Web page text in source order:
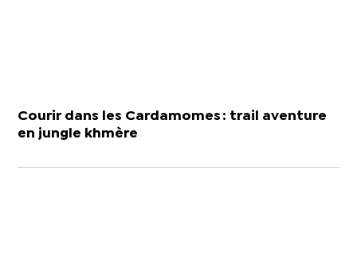
Courir dans les Cardamomes : trail aventure
en jungle khmère